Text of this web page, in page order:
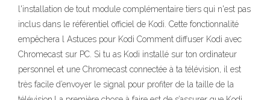
l'installation de tout module complémentaire tiers qui n'est pas
inclus dans le référentiel officiel de Kodi. Cette fonctionnalité
empêchera l Astuces pour Kodi Comment diffuser Kodi avec
Chromecast sur PC. Si tu as Kodi installé sur ton ordinateur
personnel et une Chromecast connectée à ta télévision, il est
très facile d’envoyer le signal pour profiter de la taille de la